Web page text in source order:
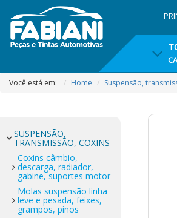
Você está em: Home Suspensão,
SUSPENSÃO,
TRANSMISSÃO, COXINS
Coxins câmbio,
descarga, radiador,
gabine, suportes motor
Molas suspensão linha
leve e pesada, feixes,
grampos, pinos